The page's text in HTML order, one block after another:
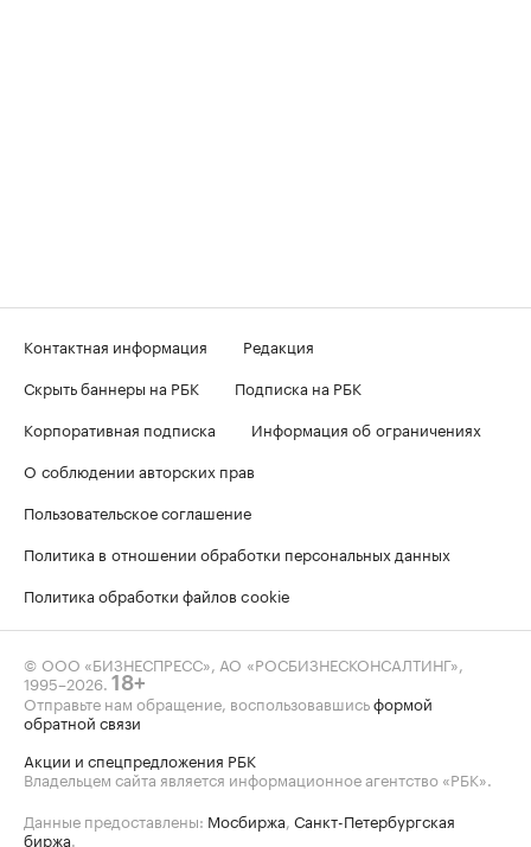
Контактная информация
Редакция
Скрыть баннеры на РБК
Подписка на РБК
Корпоративная подписка
Информация об ограничениях
О соблюдении авторских прав
Пользовательское соглашение
Политика в отношении обработки персональных данных
Политика обработки файлов cookie
© ООО «БИЗНЕСПРЕСС», АО «РОСБИЗНЕСКОНСАЛТИНГ»,
1995–2026 18+
Отправьте нам обращение, воспользовавшисьформой
обратной связи
Акции и спецпредложения РБК
Владельцем сайта является информационное агентство «РБК».
Данные предоставлены: Мосбиржа Санкт-Петербургская
биржа